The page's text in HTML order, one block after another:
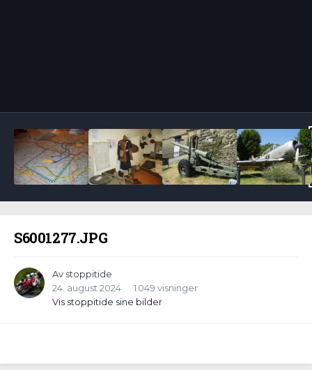
S6001277.JPG
Av stoppitide
24. august 2024
1 049 visninger
Vis stoppitide sine bilder